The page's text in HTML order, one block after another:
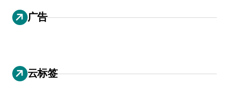
广告
云标签